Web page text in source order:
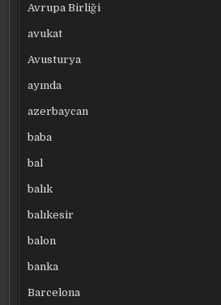
Avrupa Birliği
avukat
Avusturya
ayında
azerbaycan
baba
bal
balık
balıkesir
balon
banka
Barcelona